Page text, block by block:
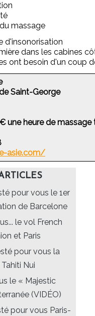
massage
d'insonorisation
dans les cabines
ont besoin d'un coup
Saint-George
une heure de
asie.com/
pour vous le 1er
de Barcelone
le vol French
et Paris
pour vous la
Nui
le « Majestic
(VIDÉO)
pour vous Paris-